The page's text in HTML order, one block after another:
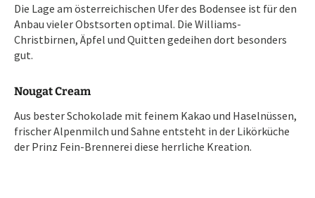
Die Lage am österreichischen Ufer des Bodensee ist für den
Anbau vieler Obstsorten optimal. Die Williams-
Christbirnen, Äpfel und Quitten gedeihen dort besonders
gut.
Nougat Cream
Aus bester Schokolade mit feinem Kakao und Haselnüssen,
frischer Alpenmilch und Sahne entsteht in der Likörküche
der Prinz Fein-Brennerei diese herrliche Kreation.